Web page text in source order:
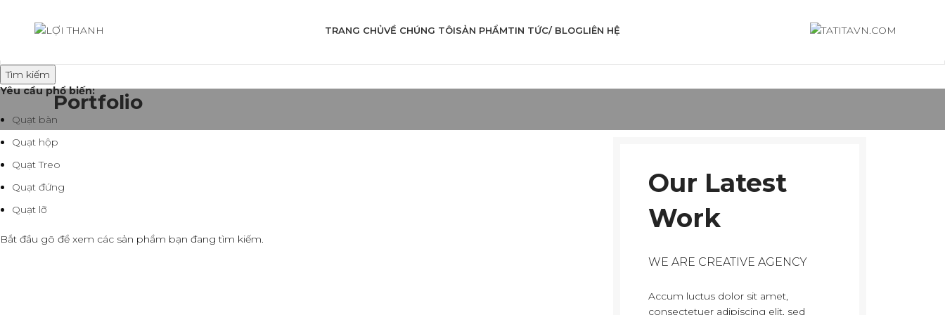
TRANG CHỦVỀ CHÚNG TÔISẢN PHẨMTIN TỨC/ BLOGLIÊN HỆ
Portfolio
Our Latest
Work
WE ARE CREATIVE AGENCY
Accum luctus dolor sit amet,
consectetuer adipiscing elit, sed
Tìm kiếm
Yêu cầu phổ biến:
Quạt bàn
Quạt hộp
Quạt Treo
Quạt đứng
Quạt lỡ
Bắt đầu gõ để xem các sản phẩm bạn đang tìm kiếm.